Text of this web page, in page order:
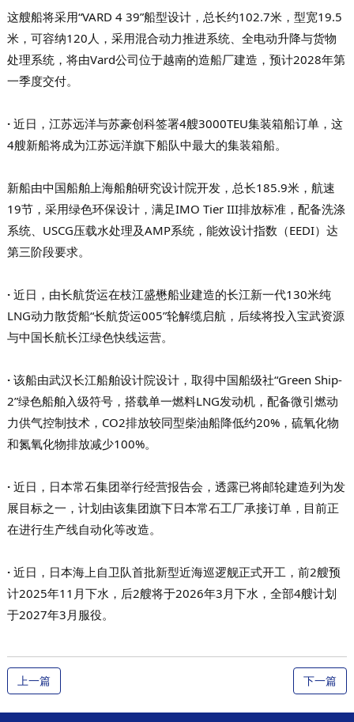
这艘船将采用“VARD 4 39”船型设计，总长约102.7米，型宽19.5
米，可容纳120人，采用混合动力推进系统、全电动升降与货物
处理系统，将由Vard公司位于越南的造船厂建造，预计2028年第
一季度交付。
· 近日，江苏远洋与苏豪创科签署4艘3000TEU集装箱船订单，这
4艘新船将成为江苏远洋旗下船队中最大的集装箱船。
新船由中国船舶上海船舶研究设计院开发，总长185.9米，航速
19节，采用绿色环保设计，满足IMO Tier III排放标准，配备洗涤
系统、USCG压载水处理及AMP系统，能效设计指数（EEDI）达
第三阶段要求。
· 近日，由长航货运在枝江盛懋船业建造的长江新一代130米纯
LNG动力散货船“长航货运005”轮解缆启航，后续将投入宝武资源
与中国长航长江绿色快线运营。
· 该船由武汉长江船舶设计院设计，取得中国船级社“Green Ship-
2”绿色船舶入级符号，搭载单一燃料LNG发动机，配备微引燃动
力供气控制技术，CO2排放较同型柴油船降低约20%，硫氧化物
和氮氧化物排放减少100%。
· 近日，日本常石集团举行经营报告会，透露已将邮轮建造列为发
展目标之一，计划由该集团旗下日本常石工厂承接订单，目前正
在进行生产线自动化等改造。
· 近日，日本海上自卫队首批新型近海巡逻舰正式开工，前2艘预
计2025年11月下水，后2艘将于2026年3月下水，全部4艘计划
于2027年3月服役。
上一篇 下一篇